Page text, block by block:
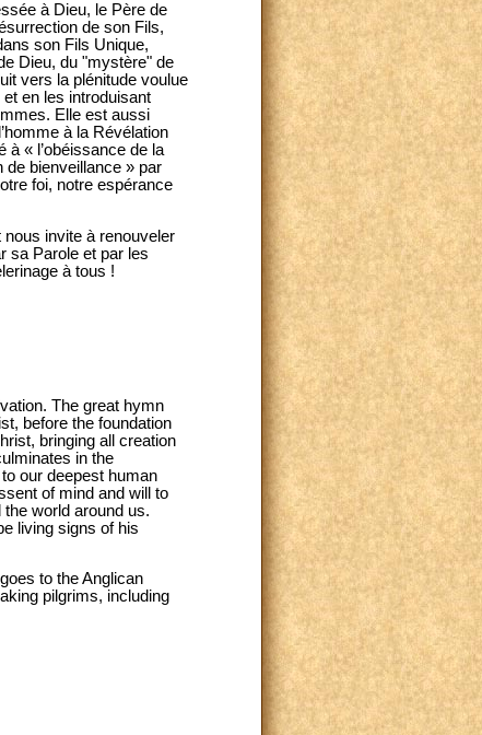
à Dieu, le Père de
de son Fils,
son Fils Unique,
Dieu, du "mystère" de
vers la plénitude voulue
en les introduisant
Elle est aussi
à la Révélation
à « l’obéissance de la
de bienveillance » par
foi, notre espérance
nous invite à renouveler
sa Parole et par les
à tous !
The great hymn
before the foundation
bringing all creation
in the
our deepest human
of mind and will to
world around us.
living signs of his
to the Anglican
pilgrims, including